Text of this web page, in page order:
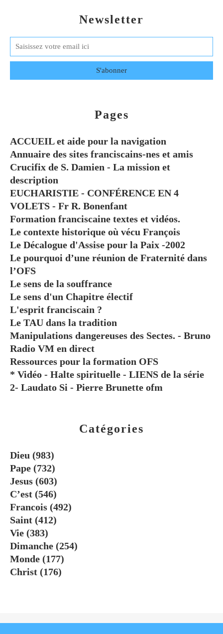
Newsletter
Catégories
Dieu (983)
Pape (732)
Jesus (603)
C’est (546)
Francois (492)
Saint (412)
Vie (383)
Dimanche (254)
Monde (177)
Christ (176)
Pages
ACCUEIL et aide pour la navigation
Annuaire des sites franciscains-nes et amis
Crucifix de S. Damien - La mission et
description
EUCHARISTIE - CONFÉRENCE EN 4
VOLETS - Fr R. Bonenfant
Formation franciscaine textes et vidéos.
Le contexte historique où vécu François
Le Décalogue d'Assise pour la Paix -2002
Le pourquoi d’une réunion de Fraternité dans
l’OFS
Le sens de la souffrance
Le sens d'un Chapitre électif
L'esprit franciscain ?
Le TAU dans la tradition
Manipulations dangereuses des Sectes. - Bruno
Radio VM en direct
Ressources pour la formation OFS
* Vidéo - Halte spirituelle - LIENS de la série
2- Laudato Si - Pierre Brunette ofm